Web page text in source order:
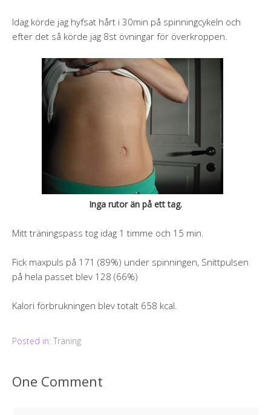
Idag körde jag hyfsat hårt i 30min på spinningcykeln och
efter det så körde jag 8st övningar för överkroppen.
Inga rutor än på ett tag.
Mitt träningspass tog idag 1 timme och 15 min.
Fick maxpuls på 171 (89%) under spinningen, Snittpulsen
på hela passet blev 128 (66%)
Kalori förbrukningen blev totalt 658 kcal.
Posted in: Träning
One Comment